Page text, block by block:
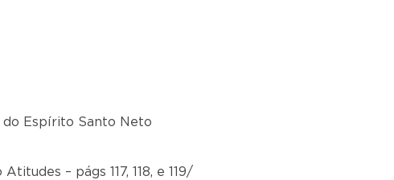
do Espírito Santo Neto
– págs 117, 118, e 119/